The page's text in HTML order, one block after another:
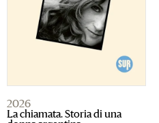
2026
La chiamata. Storia di una